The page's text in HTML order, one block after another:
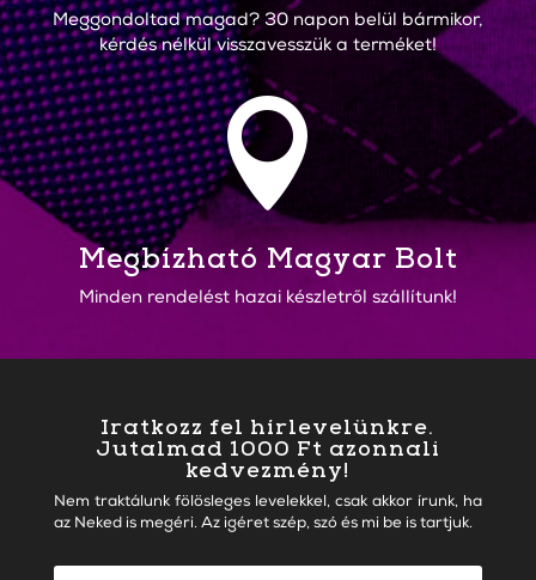
Meggondoltad magad? 30 napon belül bármikor,
kérdés nélkül visszavesszük a terméket!

Megbízható Magyar Bolt
Minden rendelést hazai készletről szállítunk!
Iratkozz fel hírlevelünkre.
Jutalmad 1000 Ft azonnali
kedvezmény!
Nem traktálunk fölösleges levelekkel, csak akkor írunk, ha
az Neked is megéri. Az igéret szép, szó és mi be is tartjuk.